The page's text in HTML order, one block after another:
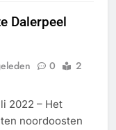
Dalerpeel
0
2
2022 – Het
noordoosten